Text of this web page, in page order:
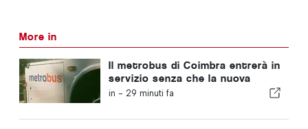
More in
Il metrobus di Coimbra entrerà in
servizio senza che la nuova
funzionalità sia stata
in - 29 minuti fa